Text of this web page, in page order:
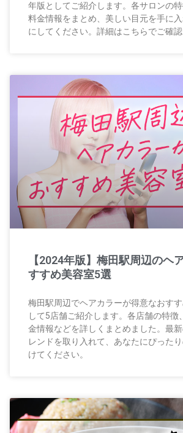
年版としてご紹介します。各サロンの特
料金情報をまとめ、美しい目元を手に
にしてください。詳細はこちらでご確認
【2024年版】梅田駅周辺のヘ
すすめ美容室5選
梅田駅周辺でヘアカラーが得意なおす
して5店舗ご紹介します。各店舗の特徴
金情報などを詳しくまとめました。最
レンドを取り入れて、あなたにぴった
けてください。